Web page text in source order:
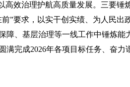
高效治理护航高质量发展。三要锤
”要求，以实干创实绩、为人民出
障、基层治理等一线工作中锤炼能
满完成2026年各项目标任务、奋力